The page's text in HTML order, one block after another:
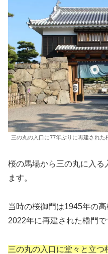
三の丸の入口に77年ぶりに再建された
桜の馬場から三の丸に入る
ます。
当時の桜御門は1945年の
2022年に再建された櫓門で
三の丸の入口に堂々と立